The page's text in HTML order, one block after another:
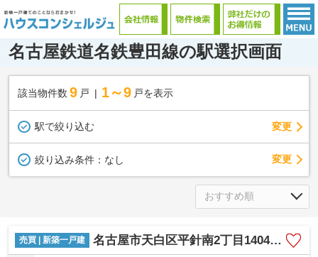
名古屋鉄道名鉄豊田線の駅選択画面
該当物件数 9 戸 1～9 戸を表示
駅で絞り込む 変更
絞り込み条件： なし 変更
売買 | 新築一戸建 名古屋市天白区平針南2丁目1404【仲介手数料無料】新築一戸建て 1号棟